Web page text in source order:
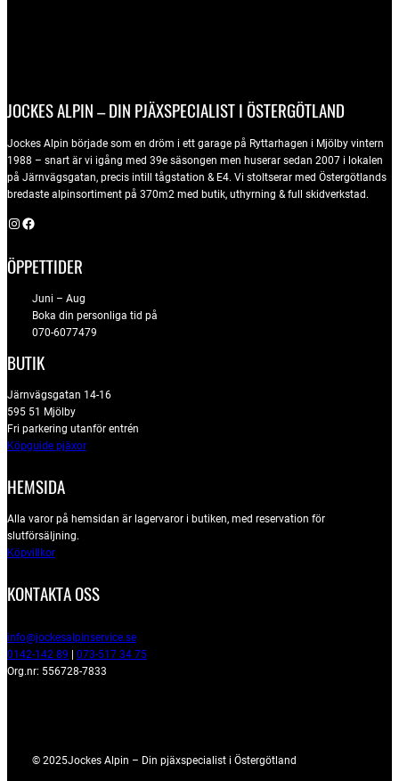
JOCKES ALPIN – DIN PJÄXSPECIALIST I ÖSTERGÖTLAND
Jockes Alpin började som en dröm i ett garage på Ryttarhagen i Mjölby vintern
1988 – snart är vi igång med 39e säsongen men huserar sedan 2007 i lokalen
på Järnvägsgatan, precis intill tågstation & E4. Vi stoltserar med Östergötlands
bredaste alpinsortiment på 370m2 med butik, uthyrning & full skidverkstad.
Instagram Facebook
ÖPPETTIDER
Juni – Aug
Boka din personliga tid på
070-6077479
BUTIK
Järnvägsgatan 14-16
595 51 Mjölby
Fri parkering utanför entrén
Köpguide pjäxor
HEMSIDA
Alla varor på hemsidan är lagervaror i butiken, med reservation för
slutförsäljning.
Köpvillkor
KONTAKTA OSS
info@jockesalpinservice.se
0142-142 89 | 073-517 34 75
Org.nr: 556728-7833
© 2025Jockes Alpin – Din pjäxspecialist i Östergötland